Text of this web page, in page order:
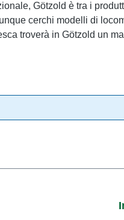
Götzold è tra i
cerchi modelli di
troverà in Götzold un